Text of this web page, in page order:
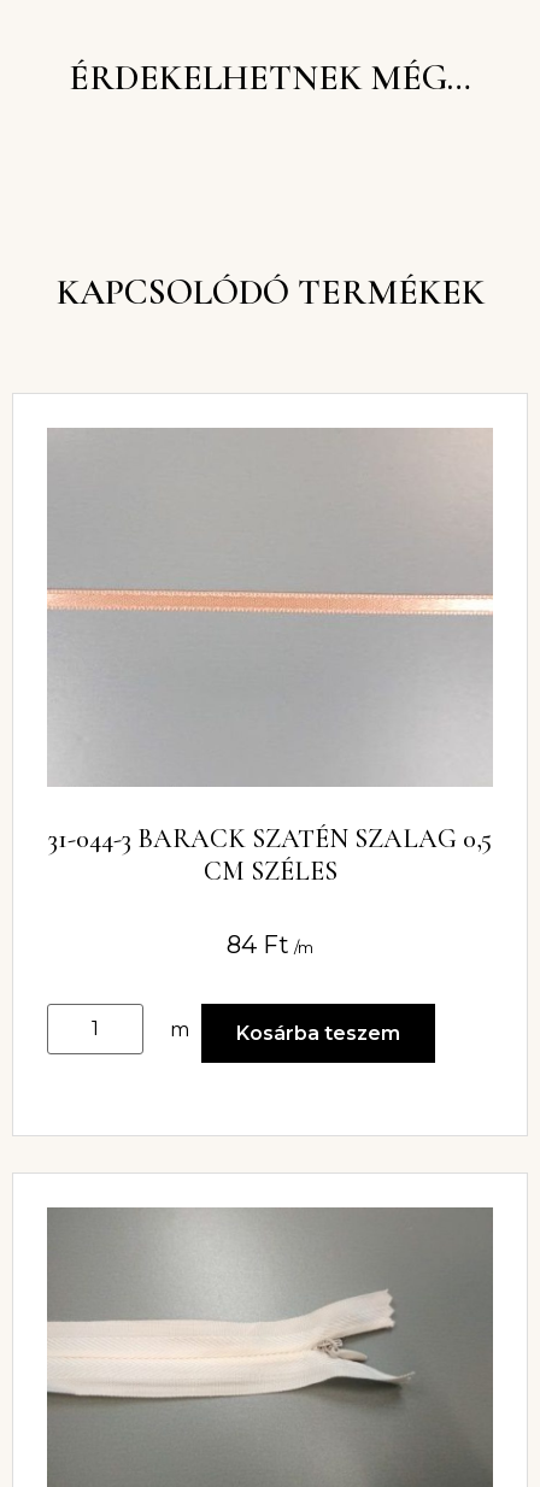
ÉRDEKELHETNEK MÉG…
KAPCSOLÓDÓ TERMÉKEK
31-044-3 BARACK SZATÉN SZALAG 0,5
CM SZÉLES
84 Ft /m
m Kosárba teszem